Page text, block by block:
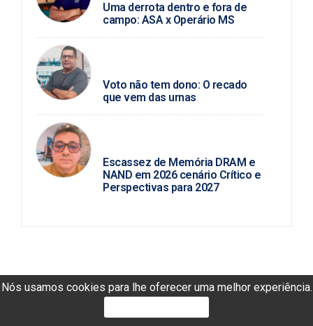
Nós usamos cookies para lhe oferecer uma melhor experiência.
Uma derrota dentro e fora de
campo: ASA x Operário MS
Voto não tem dono: O recado
que vem das urnas
Escassez de Memória DRAM e
NAND em 2026 cenário Crítico e
Perspectivas para 2027